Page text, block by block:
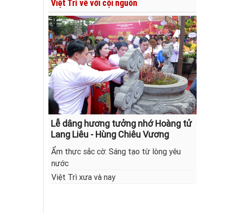
Việt Trì về với cội nguồn
Lễ dâng hương tưởng nhớ Hoàng tử
Lang Liêu - Hùng Chiêu Vương
Ẩm thực sắc cờ: Sáng tạo từ lòng yêu
nước
Việt Trì xưa và nay